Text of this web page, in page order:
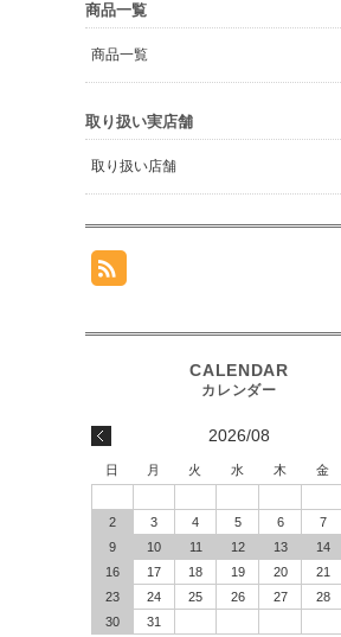
商品一覧
商品一覧
取り扱い実店舗
取り扱い店舗
2026/08
日 月 火 水 木 金
2
3 4 5 6 7
9
10 11 12 13 14
16
17 18 19 20 21
23
24 25 26 27 28
30
31